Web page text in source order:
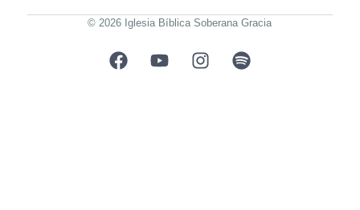
© 2026 Iglesia Bíblica Soberana Gracia